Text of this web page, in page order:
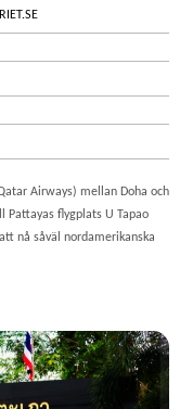
Airways) mellan Doha och
Pattayas flygplats U Tapao
nå såväl nordamerikanska